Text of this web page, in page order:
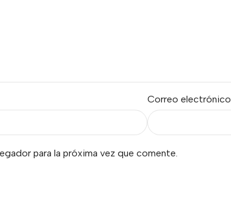
Correo electrónico
para la próxima vez que comente.